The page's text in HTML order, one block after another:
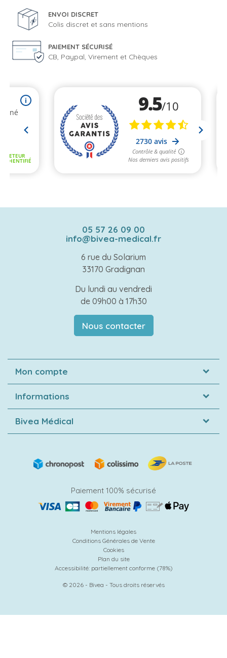
ENVOI DISCRET
Colis discret et sans mentions
PAIEMENT SÉCURISÉ
CB, Paypal, Virement et Chèques
05 57 26 09 00
info@bivea-medical.fr
6 rue du Solarium
33170 Gradignan
Du lundi au vendredi
de 09h00 à 17h30
Nous contacter
Mon compte
Informations
Bivea Médical
Paiement 100% sécurisé
Mentions légales
Conditions Générales de Vente
Cookies
Plan du site
Accessibilité: partiellement conforme (78%)
© 2026 - Bivea - Tous droits réservés